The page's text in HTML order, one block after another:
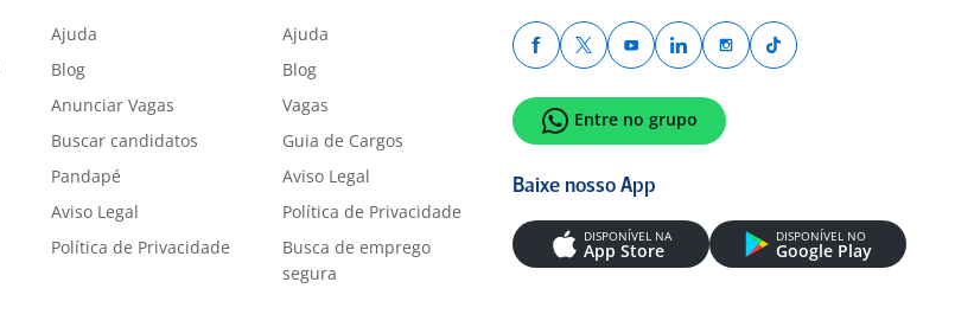
Ajuda
Blog
Anunciar Vagas
Buscar candidatos
Pandapé
Aviso Legal
Política de Privacidade
Ajuda
Blog
Vagas
Guia de Cargos
Aviso Legal
Política de Privacidade
Busca de emprego
segura
Entre no grupo
Baixe nosso App
DISPONÍVEL NA
App Store
DISPONÍVEL NO
Google Play